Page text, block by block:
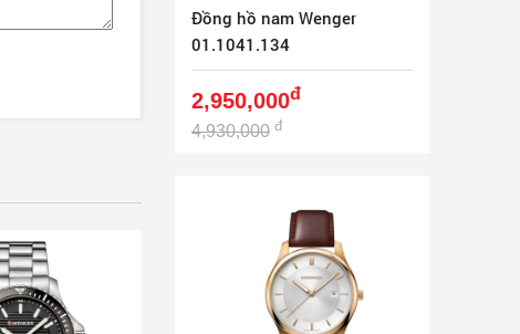
Đồng hồ nam Wenger
01.1041.134
2,950,000đ
4,930,000 đ